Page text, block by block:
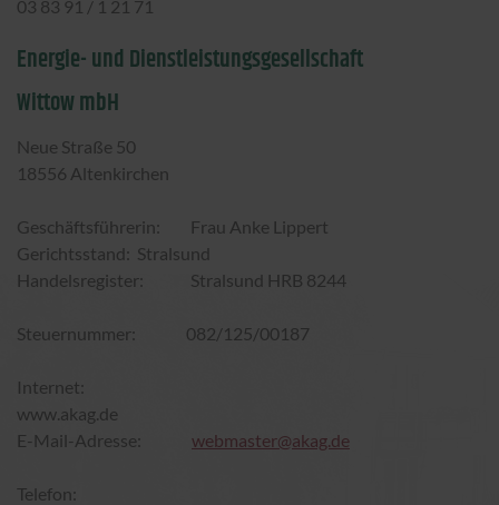
03 83 91 / 1 21 71
Energie- und Dienstleistungsgesellschaft
Wittow mbH
Neue Straße 50
18556 Altenkirchen
Geschäftsführerin: Frau Anke Lippert
Gerichtsstand: Stralsund
Handelsregister: Stralsund HRB 8244
Steuernummer: 082/125/00187
Internet:
www.akag.de
E-Mail-Adresse: webmaster@akag.de
Telefon: